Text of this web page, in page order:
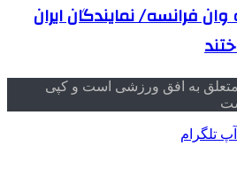
فرانسه/ نمایندگان ایران
به افق ورزشی است و کپی
تلگرام